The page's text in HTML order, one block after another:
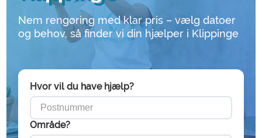
Nem rengøring med klar pris – vælg datoer
og behov, så finder vi din hjælper i Klippinge
Hvor vil du have hjælp?
Område?